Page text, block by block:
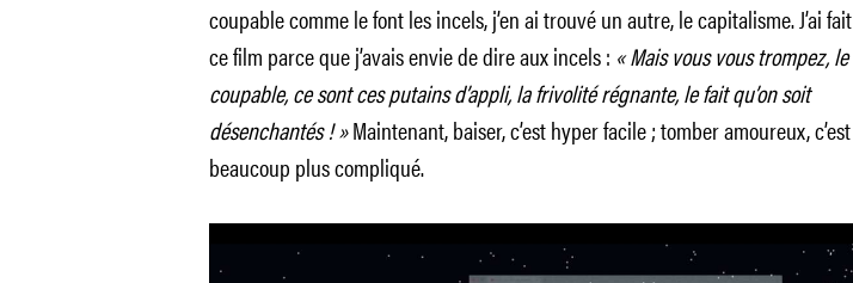
coupable comme le font les incels, j’en ai trouvé un autre, le capitalisme. J’ai fait
ce film parce que j’avais envie de dire aux incels : « Mais vous vous trompez, le
coupable, ce sont ces putains d’appli, la frivolité régnante, le fait qu’on soit
désenchantés ! »Maintenant, baiser, c’est hyper facile ; tomber amoureux, c’est
beaucoup plus compliqué.